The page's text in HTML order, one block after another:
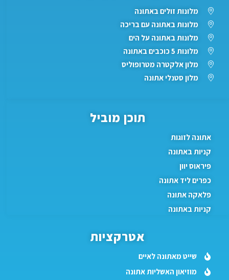
אטרקציות
שייט מאתונה לאיים
מוזיאון האשליות אתונה
תוכן מוביל
אתונה לזוגות
קניות באתונה
פיראוס יוון
כפרים ליד אתונה
פלאקה אתונה
קניות באתונה
מלונות זולים באתונה
מלונות באתונה עם בריכה
מלונות באתונה על הים
מלונות 5 כוכבים באתונה
מלון אלקטרה מטרופוליס
מלון סטנלי אתונה